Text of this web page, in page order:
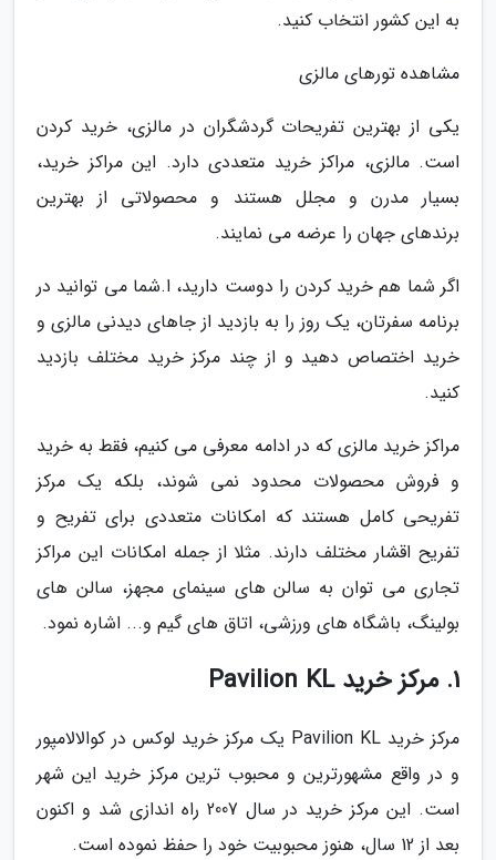
به این کشور انتخاب کنید.
مشاهده تورهای مالزی
یکی از بهترین تفریحات گردشگران در مالزی، خرید کردن
است. مالزی، مراکز خرید متعددی دارد. این مراکز خرید،
بسیار مدرن و مجلل هستند و محصولاتی از بهترین
برندهای جهان را عرضه می نمایند.
اگر شما هم خرید کردن را دوست دارید، ا.شما می توانید در
برنامه سفرتان، یک روز را به بازدید از جاهای دیدنی مالزی و
خرید اختصاص دهید و از چند مرکز خرید مختلف بازدید
کنید.
مراکز خرید مالزی که در ادامه معرفی می کنیم، فقط به خرید
و فروش محصولات محدود نمی شوند، بلکه یک مرکز
تفریحی کامل هستند که امکانات متعددی برای تفریح و
تفریح اقشار مختلف دارند. مثلا از جمله امکانات این مراکز
تجاری می توان به سالن های سینمای مجهز، سالن های
بولینگ، باشگاه های ورزشی، اتاق های گیم و... اشاره نمود.
1. مرکز خرید Pavilion KL
مرکز خرید Pavilion KL یک مرکز خرید لوکس در کوالالامپور
و در واقع مشهورترین و محبوب ترین مرکز خرید این شهر
است. این مرکز خرید در سال 2007 راه اندازی شد و اکنون
بعد از 12 سال، هنوز محبوبیت خود را حفظ نموده است.